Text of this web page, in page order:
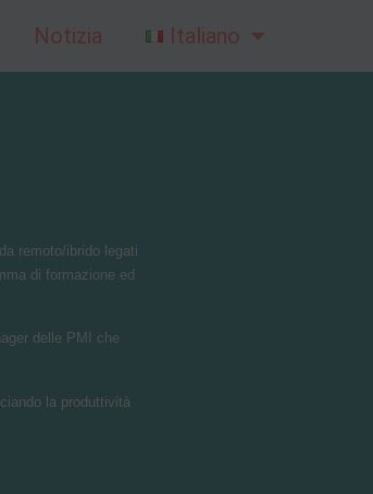
Notizia Italiano
remoto/ibrido legati
di formazione ed
delle PMI che
la produttività